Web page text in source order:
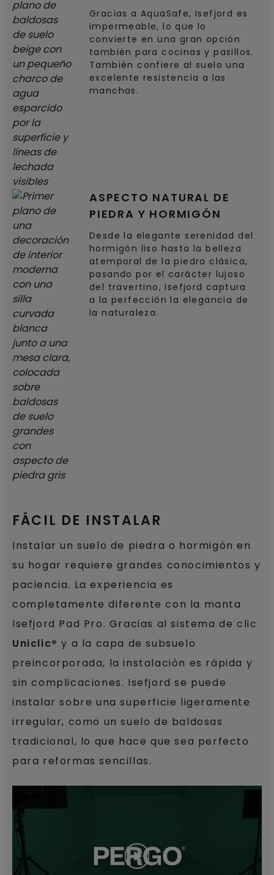
Gracias a AquaSafe, Isefjord es
impermeable, lo que lo
convierte en una gran opción
también para cocinas y pasillos.
También confiere al suelo una
excelente resistencia a las
manchas.
ASPECTO NATURAL DE
PIEDRA Y HORMIGÓN
Desde la elegante serenidad del
hormigón liso hasta la belleza
atemporal de la piedra clásica,
pasando por el carácter lujoso
del travertino, Isefjord captura
a la perfección la elegancia de
la naturaleza.
FÁCIL DE INSTALAR
Instalar un suelo de piedra o hormigón en
su hogar requiere grandes conocimientos y
paciencia. La experiencia es
completamente diferente con la manta
Isefjord Pad Pro. Gracias al sistema de clic
Uniclic® y a la capa de subsuelo
preincorporada, la instalación es rápida y
sin complicaciones. Isefjord se puede
instalar sobre una superficie ligeramente
irregular, como un suelo de baldosas
tradicional, lo que hace que sea perfecto
para reformas sencillas.